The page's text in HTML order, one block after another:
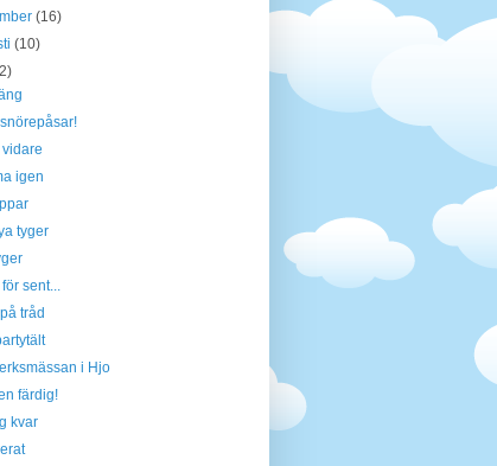
(16)
(10)
igen
tyger
sent...
tråd
i Hjo
färdig!
kvar